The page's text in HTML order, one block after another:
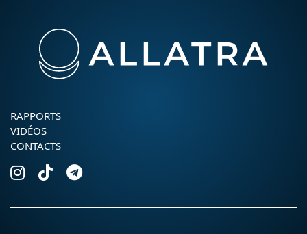
RAPPORTS
VIDÉOS
CONTACTS